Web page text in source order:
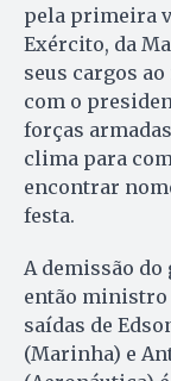
pela primeira
Exército, da
seus cargos
com o
forças
clima para
encontrar
festa.
A demissão do
então ministro
saídas de
(Marinha) e